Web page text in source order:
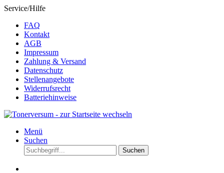
Service/Hilfe
FAQ
Kontakt
AGB
Impressum
Zahlung & Versand
Datenschutz
Stellenangebote
Widerrufsrecht
Batteriehinweise
Menü
Suchen
Suchen